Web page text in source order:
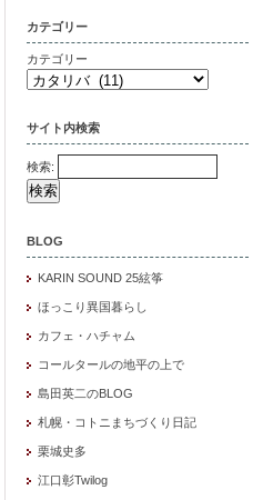
カテゴリー
カテゴリー
サイト内検索
検索:
BLOG
KARIN SOUND 25絃筝
ほっこり異国暮らし
カフェ・ハチャム
コールタールの地平の上で
島田英二のBLOG
札幌・コトニまちづくり日記
栗城史多
江口彰Twilog